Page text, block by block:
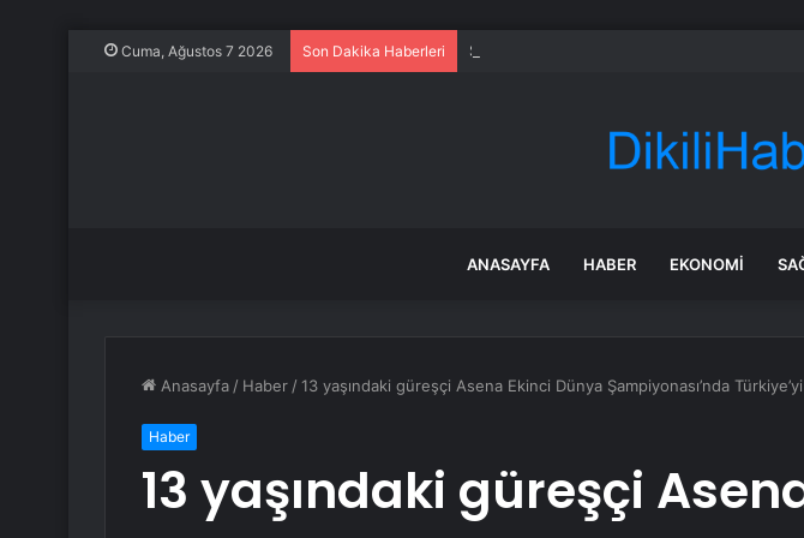
Cuma, Ağustos 7 2026 Son Dakika Haberleri Strateji ve iş geliştirme uzmanı İrem Eribol:
ANASAYFA HABER EKONOMI
Anasayfa / Haber /13 yaşındaki güreşçi Asena Ekinci Dünya Şampiyonası’nda
Haber
13 yaşındaki güreşçi